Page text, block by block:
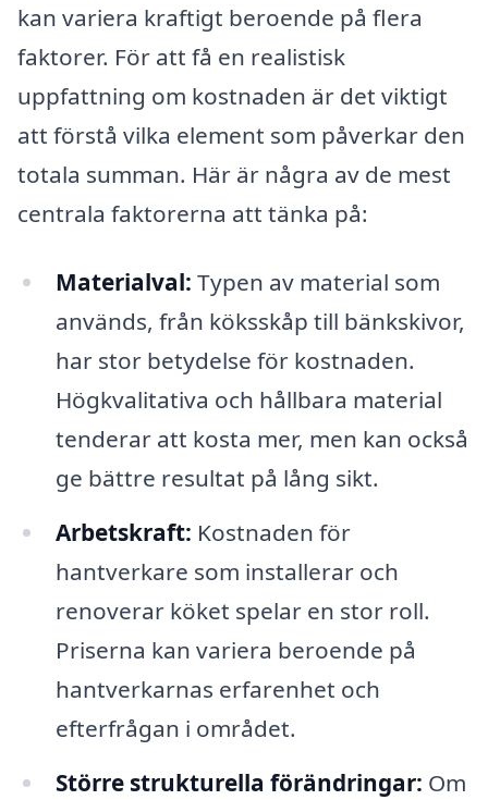
kan variera kraftigt beroende på flera
faktorer. För att få en realistisk
uppfattning om kostnaden är det viktigt
att förstå vilka element som påverkar den
totala summan. Här är några av de mest
centrala faktorerna att tänka på:
Materialval: Typen av material som
används, från köksskåp till bänkskivor,
har stor betydelse för kostnaden.
Högkvalitativa och hållbara material
tenderar att kosta mer, men kan också
ge bättre resultat på lång sikt.
Arbetskraft: Kostnaden för
hantverkare som installerar och
renoverar köket spelar en stor roll.
Priserna kan variera beroende på
hantverkarnas erfarenhet och
efterfrågan i området.
Större strukturella förändringar: Om